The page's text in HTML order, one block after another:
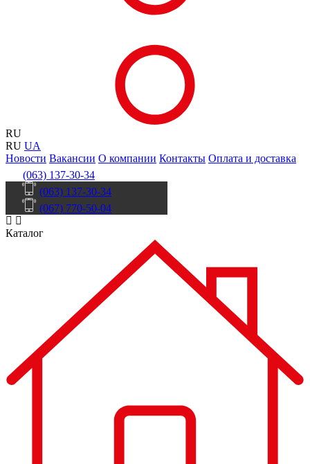
RU
RU UA
Новости Вакансии О компании Контакты Оплата и доставка
(063) 137-30-34
(063) 137-30-34
(067) 770-50-04
Каталог